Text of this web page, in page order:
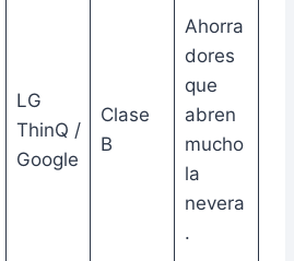
LG
ThinQ /
Google
Clase
B
Ahorra
dores
que
abren
mucho
la
nevera
.